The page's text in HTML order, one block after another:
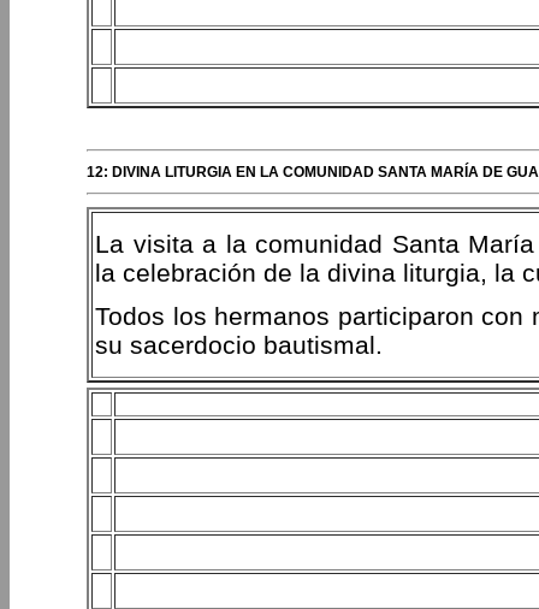
12: DIVINA LITURGIA EN LA COMUNIDAD SANTA MARÍA DE
La visita a la comunidad Santa
la celebración de la divina liturgia, la
Todos los hermanos participaron
su sacerdocio bautismal.